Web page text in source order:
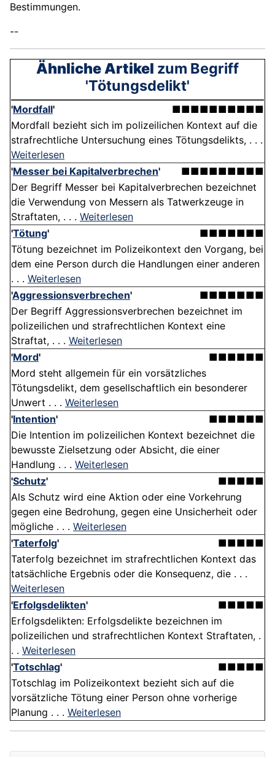
Bestimmungen.
--
Ähnliche Artikel zum Begriff
'Tötungsdelikt'
'Mordfall'
■■■■■■■■■■
Mordfall bezieht sich im polizeilichen Kontext auf die
strafrechtliche Untersuchung eines Tötungsdelikts, . . .
Weiterlesen
'Messer bei Kapitalverbrechen'
■■■■■■■■■
Der Begriff Messer bei Kapitalverbrechen bezeichnet
die Verwendung von Messern als Tatwerkzeuge in
Straftaten, . . . Weiterlesen
'Tötung'
■■■■■■■
Tötung bezeichnet im Polizeikontext den Vorgang, bei
dem eine Person durch die Handlungen einer anderen
. . . Weiterlesen
'Aggressionsverbrechen'
■■■■■■■
Der Begriff Aggressionsverbrechen bezeichnet im
polizeilichen und strafrechtlichen Kontext eine
Straftat, . . . Weiterlesen
'Mord'
■■■■■■
Mord steht allgemein für ein vorsätzliches
Tötungsdelikt, dem gesellschaftlich ein besonderer
Unwert . . . Weiterlesen
'Intention'
■■■■■■
Die Intention im polizeilichen Kontext bezeichnet die
bewusste Zielsetzung oder Absicht, die einer
Handlung . . . Weiterlesen
'Schutz'
■■■■■
Als Schutz wird eine Aktion oder eine Vorkehrung
gegen eine Bedrohung, gegen eine Unsicherheit oder
mögliche . . . Weiterlesen
'Taterfolg'
■■■■■
Taterfolg bezeichnet im strafrechtlichen Kontext das
tatsächliche Ergebnis oder die Konsequenz, die . . .
Weiterlesen
'Erfolgsdelikten'
■■■■■
Erfolgsdelikten: Erfolgsdelikte bezeichnen im
polizeilichen und strafrechtlichen Kontext Straftaten, .
. . Weiterlesen
'Totschlag'
■■■■■
Totschlag im Polizeikontext bezieht sich auf die
vorsätzliche Tötung einer Person ohne vorherige
Planung . . . Weiterlesen